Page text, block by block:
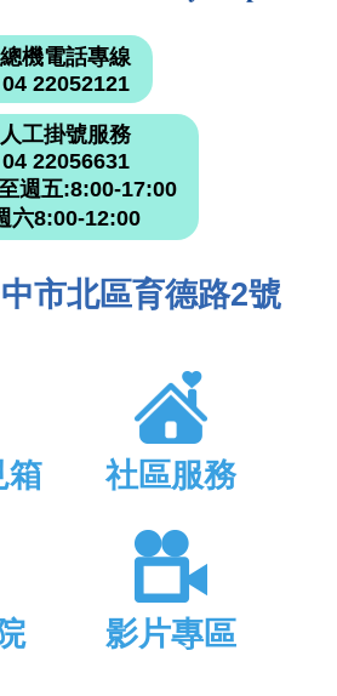
總機電話專線
04 22052121
人工掛號服務
04 22056631
週五:8:00-17:00
六8:00-12:00
市北區育德路2號
箱 社區服務
影片專區